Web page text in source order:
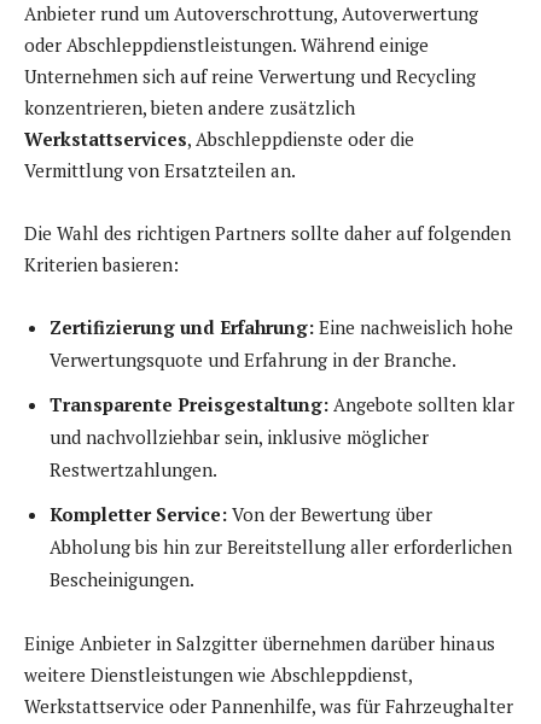
Anbieter rund um Autoverschrottung, Autoverwertung
oder Abschleppdienstleistungen. Während einige
Unternehmen sich auf reine Verwertung und Recycling
konzentrieren, bieten andere zusätzlich
Werkstattservices, Abschleppdienste oder die
Vermittlung von Ersatzteilen an.
Die Wahl des richtigen Partners sollte daher auf folgenden
Kriterien basieren:
Zertifizierung und Erfahrung: Eine nachweislich hohe
Verwertungsquote und Erfahrung in der Branche.
Transparente Preisgestaltung: Angebote sollten klar
und nachvollziehbar sein, inklusive möglicher
Restwertzahlungen.
Kompletter Service: Von der Bewertung über
Abholung bis hin zur Bereitstellung aller erforderlichen
Bescheinigungen.
Einige Anbieter in Salzgitter übernehmen darüber hinaus
weitere Dienstleistungen wie Abschleppdienst,
Werkstattservice oder Pannenhilfe, was für Fahrzeughalter